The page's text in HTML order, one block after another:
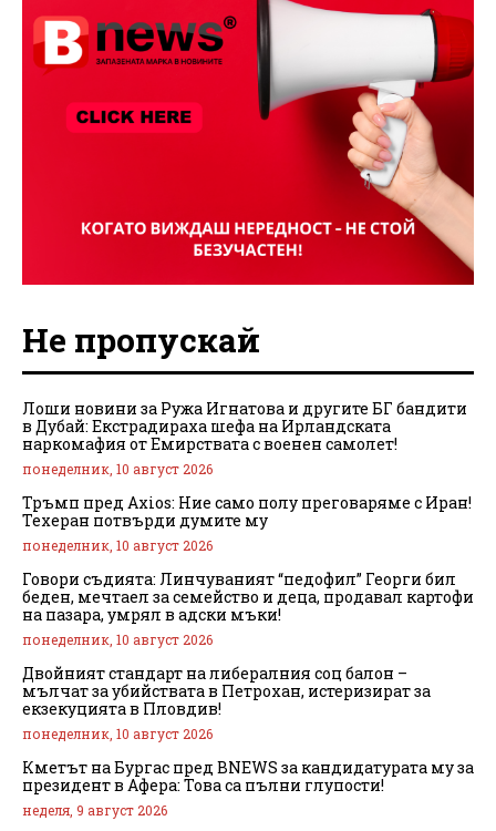
Не пропускай
Лоши новини за Ружа Игнатова и другите БГ бандити
в Дубай: Екстрадираха шефа на Ирландската
наркомафия от Емирствата с военен самолет!
понеделник, 10 август 2026
Тръмп пред Axios: Ние само полу преговаряме с Иран!
Техеран потвърди думите му
понеделник, 10 август 2026
Говори съдията: Линчуваният “педофил” Георги бил
беден, мечтаел за семейство и деца, продавал картофи
на пазара, умрял в адски мъки!
понеделник, 10 август 2026
Двойният стандарт на либералния соц балон –
мълчат за убийствата в Петрохан, истеризират за
екзекуцията в Пловдив!
понеделник, 10 август 2026
Кметът на Бургас пред BNEWS за кандидатурата му за
президент в Афера: Това са пълни глупости!
неделя, 9 август 2026